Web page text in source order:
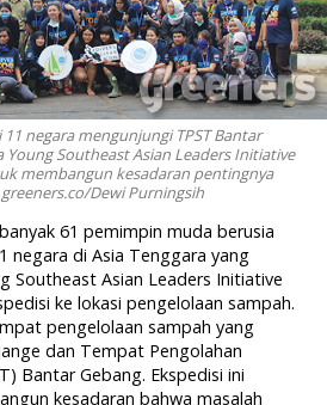
negara mengunjungi TPST Bantar
Young Southeast Asian Leaders Initiative
membangun kesadaran pentingnya
Dewi Purningsih
61 pemimpin muda berusia
negara di Asia Tenggara yang
Southeast Asian Leaders Initiative
ke lokasi pengelolaan sampah.
pengelolaan sampah yang
dan Tempat Pengolahan
Bantar Gebang. Ekspedisi ini
kesadaran bahwa masalah